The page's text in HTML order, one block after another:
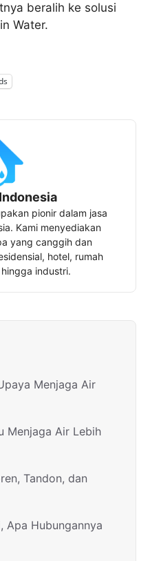
beralih ke solusi
Water.
pionir dalam jasa
Kami menyediakan
yang canggih dan
hotel, rumah
industri.
Menjaga Air
Menjaga Air Lebih
Tandon, dan
Apa Hubungannya